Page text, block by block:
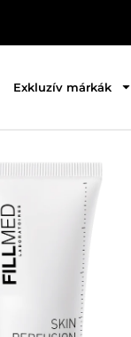
Exkluzív márkák